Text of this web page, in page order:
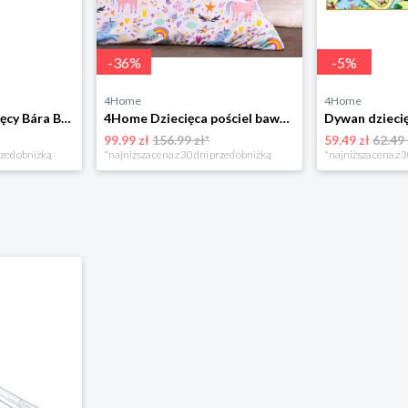
Bellatex Koc dziecięcy Bára Butterfly różowy, 75 x 100 cm
obniżką
-36%
4Home
4Home Dziecięca pościel bawełniana Unicorns, 140 x 200 cm, 70 x 90 cm
99.99 zł156.99 zł*
*najniższa cena z 30 dni przed obniżką
-5%
4Home
59.49 zł62.49
*najniższa cena z